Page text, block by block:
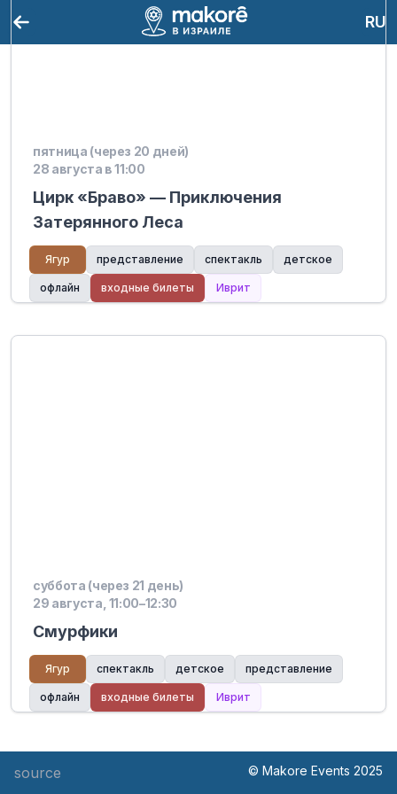
RU
пятница (через 20 дней)
28 августа в 11:00
Цирк «Браво» — Приключения
Затерянного Леса
Ягур представление спектакль детское
офлайн входные билеты Иврит
суббота (через 21 день)
29 августа, 11:00–12:30
Смурфики
Ягур спектакль детское представление
офлайн входные билеты Иврит
source © Makore Events 2025